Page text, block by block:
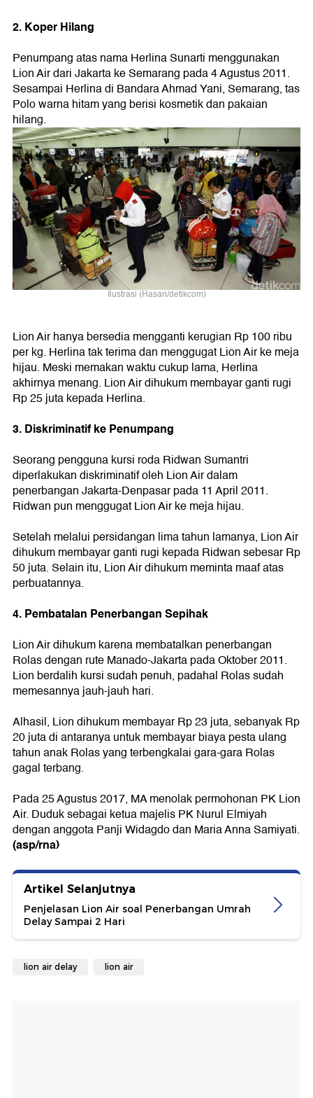
2. Koper Hilang
Penumpang atas nama Herlina Sunarti menggunakan
Lion Air dari Jakarta ke Semarang pada 4 Agustus 2011.
Sesampai Herlina di Bandara Ahmad Yani, Semarang, tas
Polo warna hitam yang berisi kosmetik dan pakaian
hilang.
Ilustrasi (Hasan/detikcom)
Lion Air hanya bersedia mengganti kerugian Rp 100 ribu
per kg. Herlina tak terima dan menggugat Lion Air ke meja
hijau. Meski memakan waktu cukup lama, Herlina
akhirnya menang. Lion Air dihukum membayar ganti rugi
Rp 25 juta kepada Herlina.
3. Diskriminatif ke Penumpang
Seorang pengguna kursi roda Ridwan Sumantri
diperlakukan diskriminatif oleh Lion Air dalam
penerbangan Jakarta-Denpasar pada 11 April 2011.
Ridwan pun menggugat Lion Air ke meja hijau.
Setelah melalui persidangan lima tahun lamanya, Lion Air
dihukum membayar ganti rugi kepada Ridwan sebesar Rp
50 juta. Selain itu, Lion Air dihukum meminta maaf atas
perbuatannya.
4. Pembatalan Penerbangan Sepihak
Lion Air dihukum karena membatalkan penerbangan
Rolas dengan rute Manado-Jakarta pada Oktober 2011.
Lion berdalih kursi sudah penuh, padahal Rolas sudah
memesannya jauh-jauh hari.
Alhasil, Lion dihukum membayar Rp 23 juta, sebanyak Rp
20 juta di antaranya untuk membayar biaya pesta ulang
tahun anak Rolas yang terbengkalai gara-gara Rolas
gagal terbang.
Pada 25 Agustus 2017, MA menolak permohonan PK Lion
Air. Duduk sebagai ketua majelis PK Nurul Elmiyah
dengan anggota Panji Widagdo dan Maria Anna Samiyati.
(asp/rna)
Artikel Selanjutnya
Penjelasan Lion Air soal Penerbangan Umrah
Delay Sampai 2 Hari
lion air delay lion air